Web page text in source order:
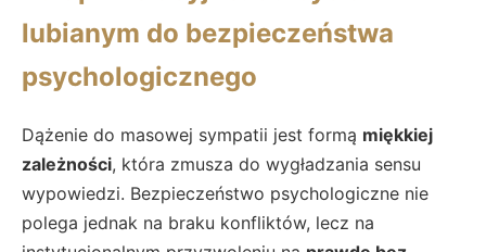
lubianym do bezpieczeństwa
psychologicznego
Dążenie do masowej sympatii jest formą miękkiej
zależności, która zmusza do wygładzania sensu
wypowiedzi. Bezpieczeństwo psychologiczne nie
polega jednak na braku konfliktów, lecz na